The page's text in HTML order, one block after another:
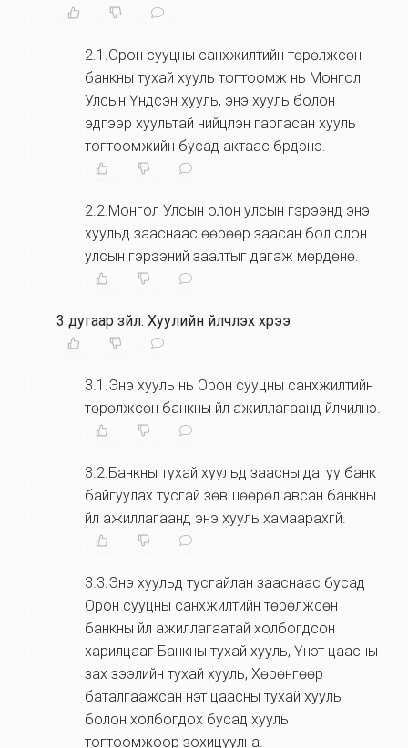
2.1.Орон сууцны санхүүжилтийн төрөлжсөн
банкны тухай хууль тогтоомж нь Монгол
Улсын Үндсэн хууль, энэ хууль болон
эдгээр хуультай нийцүүлэн гаргасан хууль
тогтоомжийн бусад актаас бүрдэнэ.
2.2.Монгол Улсын олон улсын гэрээнд энэ
хуульд зааснаас өөрөөр заасан бол олон
улсын гэрээний заалтыг дагаж мөрдөнө.
3 дугаар зүйл. Хуулийн үйлчлэх хүрээ
3.1.Энэ хууль нь Орон сууцны санхүүжилтийн
төрөлжсөн банкны үйл ажиллагаанд үйлчилнэ.
3.2.Банкны тухай хуульд заасны дагуу банк
байгуулах тусгай зөвшөөрөл авсан банкны
үйл ажиллагаанд энэ хууль хамаарахгүй.
3.3.Энэ хуульд тусгайлан зааснаас бусад
Орон сууцны санхүүжилтийн төрөлжсөн
банкны үйл ажиллагаатай холбогдсон
харилцааг Банкны тухай хууль, Үнэт цаасны
зах зээлийн тухай хууль, Хөрөнгөөр
баталгаажсан үнэт цаасны тухай хууль
болон холбогдох бусад хууль
тогтоомжоор зохицуулна.